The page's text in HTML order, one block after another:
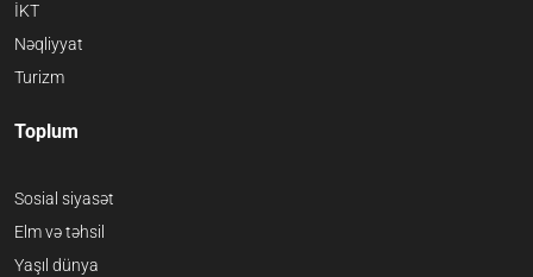
İKT
Nəqliyyat
Turizm
Toplum
Sosial siyasət
Elm və təhsil
Yaşıl dünya